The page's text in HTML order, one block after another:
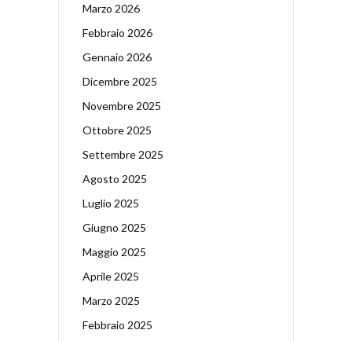
Marzo 2026
Febbraio 2026
Gennaio 2026
Dicembre 2025
Novembre 2025
Ottobre 2025
Settembre 2025
Agosto 2025
Luglio 2025
Giugno 2025
Maggio 2025
Aprile 2025
Marzo 2025
Febbraio 2025